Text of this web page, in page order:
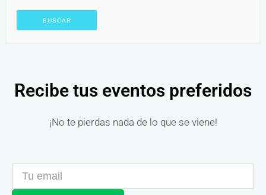
Recibe tus eventos preferidos
¡No te pierdas nada de lo que se viene!